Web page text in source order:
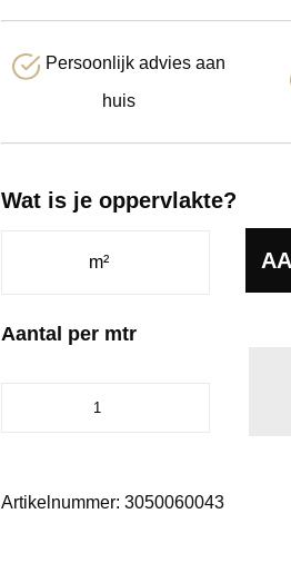
Persoonlijk advies aan
huis
Wat is je oppervlakte?
Aantal per mtr
Artikelnummer:3050060043